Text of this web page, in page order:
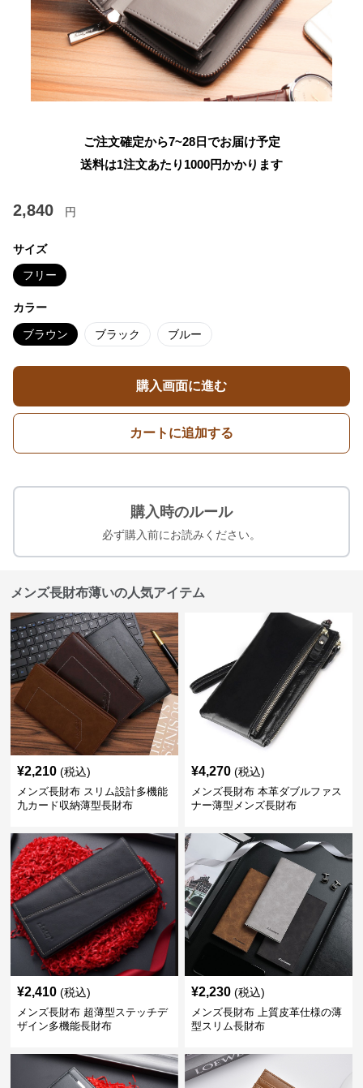
ご注文確定から7~28日でお届け予定
送料は1注文あたり 1000円かかります
2,840 円
サイズ
フリー
カラー
ブラウン ブラック ブルー
購入画面に進む
カートに追加する
購入時のルール
必ず購入前にお読みください。
メンズ長財布薄いの人気アイテム
¥2,210 (税込)
メンズ長財布 スリム設計多機能
九カード収納薄型長財布
¥4,270 (税込)
メンズ長財布 本革ダブルファス
ナー薄型メンズ長財布
¥2,410 (税込)
メンズ長財布 超薄型ステッチデ
ザイン多機能長財布
¥2,230 (税込)
メンズ長財布 上質皮革仕様の薄
型スリム長財布